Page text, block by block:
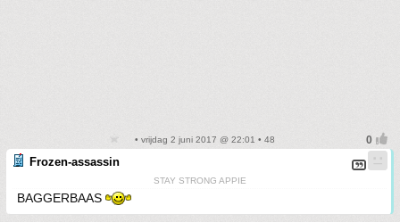
• vrijdag 2 juni 2017 @ 22:01 • 48
Frozen-assassin
STAY STRONG APPIE
BAGGERBAAS